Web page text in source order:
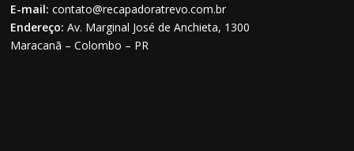
E-mail: contato@recapadoratrevo.com.br
Endereço: Av. Marginal José de Anchieta, 1300
Maracanã – Colombo – PR